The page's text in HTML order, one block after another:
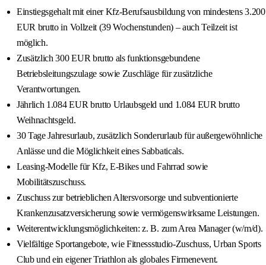
Einstiegsgehalt mit einer Kfz-Berufsausbildung von mindestens 3.200
EUR brutto in Vollzeit (39 Wochenstunden) – auch Teilzeit ist
möglich.
Zusätzlich 300 EUR brutto als funktionsgebundene
Betriebsleitungszulage sowie Zuschläge für zusätzliche
Verantwortungen.
Jährlich 1.084 EUR brutto Urlaubsgeld und 1.084 EUR brutto
Weihnachtsgeld.
30 Tage Jahresurlaub, zusätzlich Sonderurlaub für außergewöhnliche
Anlässe und die Möglichkeit eines Sabbaticals.
Leasing-Modelle für Kfz, E-Bikes und Fahrrad sowie
Mobilitätszuschuss.
Zuschuss zur betrieblichen Altersvorsorge und subventionierte
Krankenzusatzversicherung sowie vermögenswirksame Leistungen.
Weiterentwicklungsmöglichkeiten: z. B. zum Area Manager (w/m/d).
Vielfältige Sportangebote, wie Fitnessstudio-Zuschuss, Urban Sports
Club und ein eigener Triathlon als globales Firmenevent.